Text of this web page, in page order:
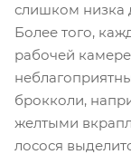
слишком низка
Более того,
рабочей
брокколи,
желтыми
лосося